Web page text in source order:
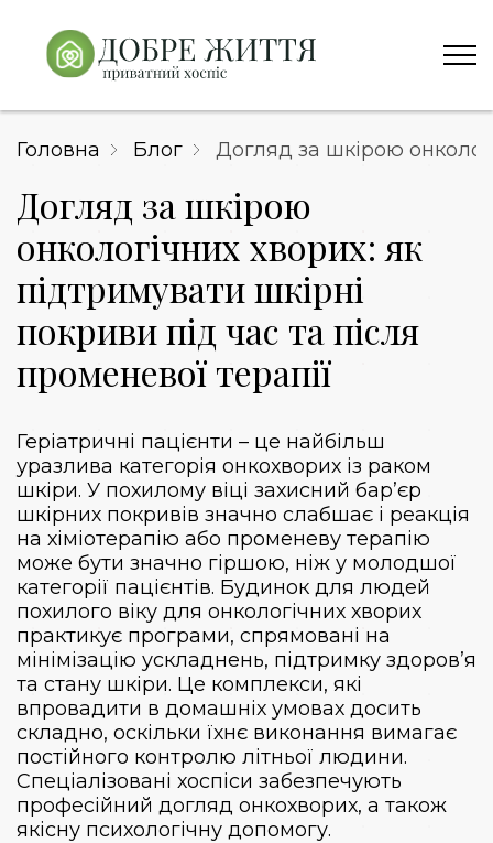
Головна Блог Догляд за шкірою
Догляд за шкірою
онкологічних хворих: як
підтримувати шкірні
покриви під час та після
променевої терапії
Геріатричні пацієнти – це найбільш
уразлива категорія онкохворих із раком
шкіри. У похилому віці захисний бар’єр
шкірних покривів значно слабшає і реакція
на хіміотерапію або променеву терапію
може бути значно гіршою, ніж у молодшої
категорії пацієнтів. Будинок для людей
похилого віку для онкологічних хворих
практикує програми, спрямовані на
мінімізацію ускладнень, підтримку здоров’я
та стану шкіри. Це комплекси, які
впровадити в домашніх умовах досить
складно, оскільки їхнє виконання вимагає
постійного контролю літньої людини.
Спеціалізовані хоспіси забезпечують
професійний догляд онкохворих, а також
якісну психологічну допомогу.